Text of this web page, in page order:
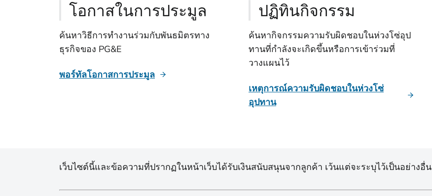
โอกาสในการประมูล
ค้นหาวิธีการทํางานร่วมกับพันธมิตรทาง
ธุรกิจของ PG&E
พอร์ทัลโอกาสการประมูล
ปฏิทินกิจกรรม
ค้นหากิจกรรมความรับผิดชอบในห่วงโซ่อุป
ทานที่กําลังจะเกิดขึ้นหรือการเข้าร่วมที่
วางแผนไว้
เหตุการณ์ความรับผิดชอบในห่วงโซ่
อุปทาน
เว็บไซต์นี้และข้อความที่ปรากฏในหน้าเว็บได้รับเงินสนับสนุนจากลูกค้า เว้นแต่จะระบุไว้เป็นอย่างอื่น